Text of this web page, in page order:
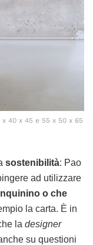
40 x 45 e 55 x 50 x 65
sostenibilità: Pao
ad utilizzare
o che
la carta. È in
la designer
su questioni